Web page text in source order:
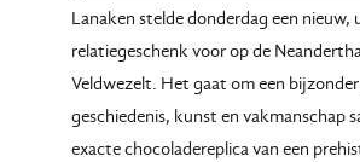
Lanaken stelde donderdag een nieuw,
relatiegeschenk voor op de
Veldwezelt. Het gaat om een
geschiedenis, kunst en vakmanschap
exacte chocoladereplica van een